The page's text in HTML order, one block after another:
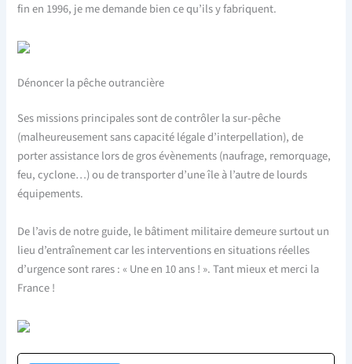
fin en 1996, je me demande bien ce qu’ils y fabriquent.
Dénoncer la pêche outrancière
Ses missions principales sont de contrôler la sur-pêche
(malheureusement sans capacité légale d’interpellation), de
porter assistance lors de gros évènements (naufrage, remorquage,
feu, cyclone…) ou de transporter d’une île à l’autre de lourds
équipements.
De l’avis de notre guide, le bâtiment militaire demeure surtout un
lieu d’entraînement car les interventions en situations réelles
d’urgence sont rares : « Une en 10 ans ! ». Tant mieux et merci la
France !